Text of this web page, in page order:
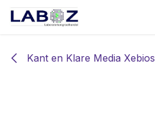
Overslaan naar inhoud
Kant en Klare Media Xebios